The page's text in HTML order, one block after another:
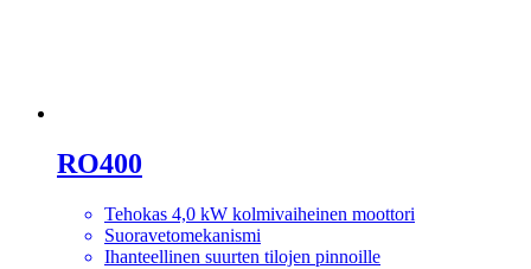
RO400
Tehokas 4,0 kW kolmivaiheinen moottori
Suoravetomekanismi
Ihanteellinen suurten tilojen pinnoille